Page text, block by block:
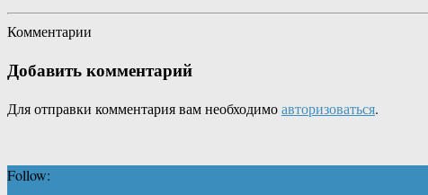
Комментарии
Добавить комментарий
Для отправки комментария вам необходимоавторизоваться.
Follow: